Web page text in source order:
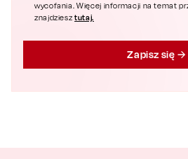
wycofania. Więcej informacji na temat
znajdziesztutaj.
Zapisz się